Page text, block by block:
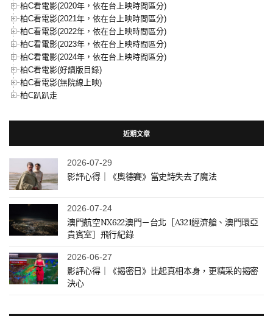
柏C看電影(2020年，依在台上映時間區分)
柏C看電影(2021年，依在台上映時間區分)
柏C看電影(2022年，依在台上映時間區分)
柏C看電影(2023年，依在台上映時間區分)
柏C看電影(2024年，依在台上映時間區分)
柏C看電影(好讀版目錄)
柏C看電影(無院線上映)
柏C趴趴走
近期文章
2026-07-29
影評心得｜《奧德賽》當史詩失去了魔法
2026-07-24
澳門航空NX622澳門－台北［A321經濟艙、澳門環亞
貴賓室］飛行紀錄
2026-06-27
影評心得｜《揭密日》比起真相本身，更精采的揭密
決心